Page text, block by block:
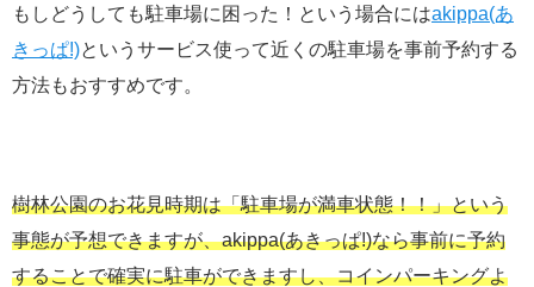
もしどうしても駐車場に困った！という場合にはakippa(あ
きっぱ!)というサービス使って近くの駐車場を事前予約する
方法もおすすめです。
樹林公園のお花見時期は「駐車場が満車状態！！」という
事態が予想できますが、akippa(あきっぱ!)なら事前に予約
することで確実に駐車ができますし、コインパーキングよ